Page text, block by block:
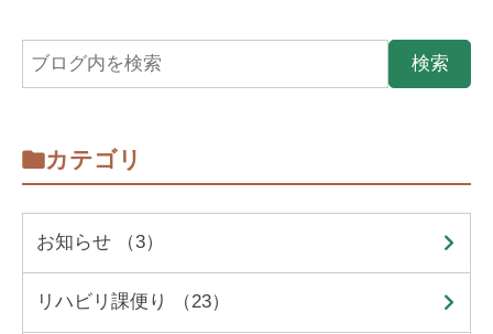
カテゴリ
お知らせ （3）
リハビリ課便り （23）